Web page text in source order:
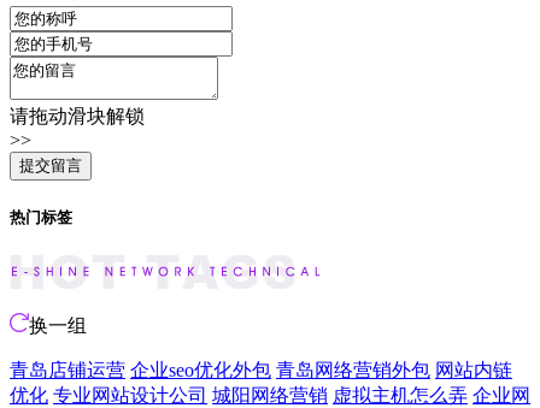
请拖动滑块解锁
>>
热门标签
换一组
青岛店铺运营 企业seo优化外包 青岛网络营销外包 网站内链
优化 专业网站设计公司 城阳网络营销 虚拟主机怎么弄 企业网